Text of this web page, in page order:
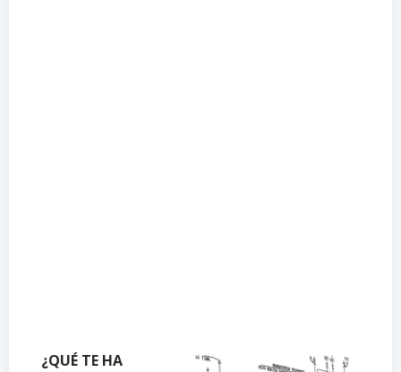
¿QUÉ TE HA